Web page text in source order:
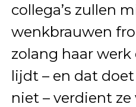
collega’s zullen
wenkbrauwen
zolang haar
lijdt – en dat
niet – verdient ze